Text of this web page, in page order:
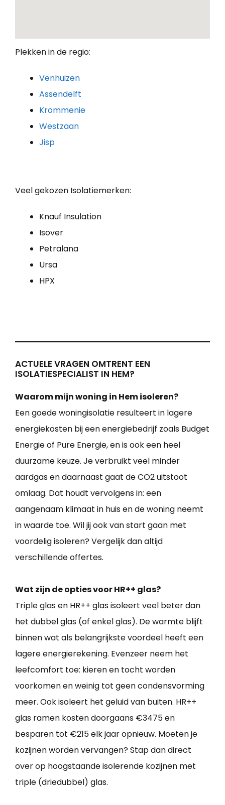
Plekken in de regio:
Venhuizen
Assendelft
Krommenie
Westzaan
Jisp
Veel gekozen Isolatiemerken:
Knauf Insulation
Isover
Petralana
Ursa
HPX
ACTUELE VRAGEN OMTRENT EEN
ISOLATIESPECIALIST IN HEM?
Waarom mijn woning in Hem isoleren?
Een goede woningisolatie resulteert in lagere
energiekosten bij een energiebedrijf zoals Budget
Energie of Pure Energie, en is ook een heel
duurzame keuze. Je verbruikt veel minder
aardgas en daarnaast gaat de CO2 uitstoot
omlaag. Dat houdt vervolgens in: een
aangenaam klimaat in huis en de woning neemt
in waarde toe. Wil jij ook van start gaan met
voordelig isoleren? Vergelijk dan altijd
verschillende offertes.
Wat zijn de opties voor HR++ glas?
Triple glas en HR++ glas isoleert veel beter dan
het dubbel glas (of enkel glas). De warmte blijft
binnen wat als belangrijkste voordeel heeft een
lagere energierekening. Evenzeer neem het
leefcomfort toe: kieren en tocht worden
voorkomen en weinig tot geen condensvorming
meer. Ook isoleert het geluid van buiten. HR++
glas ramen kosten doorgaans €3475 en
besparen tot €215 elk jaar opnieuw. Moeten je
kozijnen worden vervangen? Stap dan direct
over op hoogstaande isolerende kozijnen met
triple (driedubbel) glas.